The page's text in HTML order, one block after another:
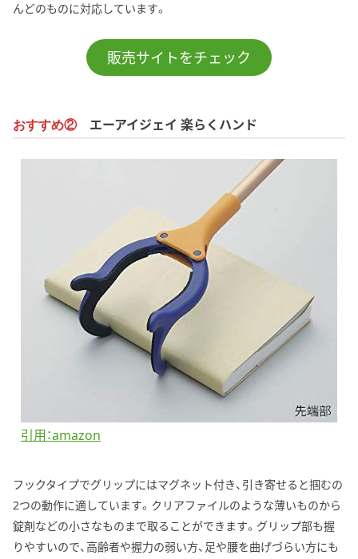
んどのものに対応しています。
販売サイトをチェック
おすすめ②エーアイジェイ 楽らくハンド
引用：amazon
フックタイプでグリップにはマグネット付き、引き寄せると掴むの
2つの動作に適しています。クリアファイルのような薄いものから
錠剤などの小さなものまで取ることができます。グリップ部も握
りやすいので、高齢者や握力の弱い方、足や腰を曲げづらい方にも